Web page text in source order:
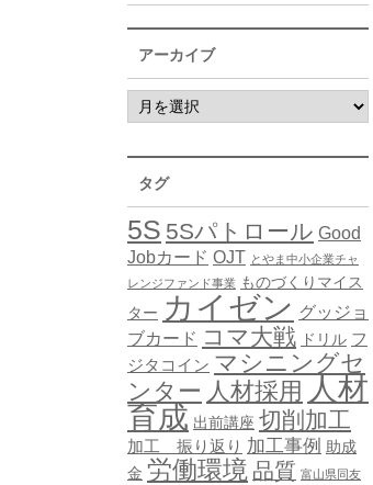
アーカイブ
タグ
5S 5Sパトロール Good
Jobカード OJT とやま中小企業チャ
レンジファンド事業 ものづくりマイス
ター カイゼン グッジョ
ブカード コマ大戦 ドリル フ
ジタコイン マシニングセ
ンター 人材採用 人材
育成 出前講座 切削加工
加工 振り返り 加工事例 助成
金 労働環境 品質 富山県同友